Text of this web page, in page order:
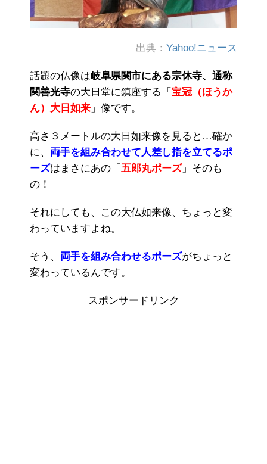
出典： Yahoo!ニュース
話題の仏像は岐阜県関市にある宗休寺、通称
関善光寺の大日堂に鎮座する「 宝冠（ほうか
ん）大日如来 」像です。
高さ３メートルの大日如来像を見ると…確か
に、 両手を組み合わせて人差し指を立てるポ
ーズはまさにあの「 五郎丸ポーズ」そのも
の！
それにしても、この大仏如来像、ちょっと変
わっていますよね。
そう、 両手を組み合わせるポーズがちょっと
変わっているんです。
スポンサードリンク